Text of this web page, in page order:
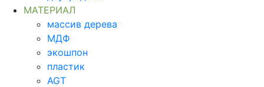
МАТЕРИАЛ
массив дерева
МДФ
экошпон
пластик
AGT